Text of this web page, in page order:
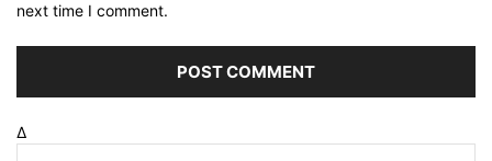
next time I comment.
Δ